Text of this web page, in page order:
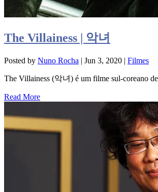
The Villainess | 악녀
Posted by Nuno Rocha | Jun 3, 2020 | Filmes
The Villainess (악녀) é um filme sul-coreano
Read More